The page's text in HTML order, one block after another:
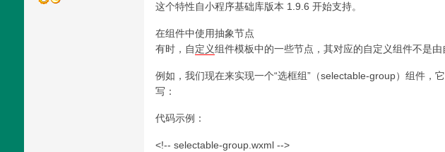
这个特性自小程序基础库版本 1.9.6 开始支持。
在组件中使用抽象节点
有时，自定义组件模板中的一些节点，其对应的自定义组件不是
例如，我们现在来实现一个“选框组”（selectable-group）组件
写：
代码示例：
<!-- selectable-group.wxml -->